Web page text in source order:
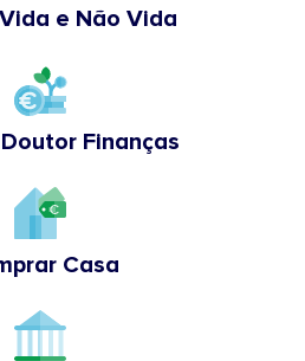
e Não Vida
Doutor Finanças
Casa